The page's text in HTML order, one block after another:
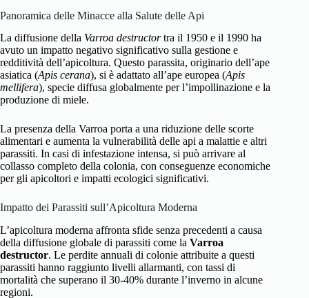
Panoramica delle Minacce alla Salute delle Api
La diffusione della Varroa destructortra il 1950 e il 1990 ha
avuto un impatto negativo significativo sulla gestione e
redditività dell’apicoltura. Questo parassita, originario dell’ape
asiatica (Apis cerana), si è adattato all’ape europea (Apis
mellifera), specie diffusa globalmente per l’impollinazione e la
produzione di miele.
La presenza della Varroa porta a una riduzione delle scorte
alimentari e aumenta la vulnerabilità delle api a malattie e altri
parassiti. In casi di infestazione intensa, si può arrivare al
collasso completo della colonia, con conseguenze economiche
per gli apicoltori e impatti ecologici significativi.
Impatto dei Parassiti sull’Apicoltura Moderna
L’apicoltura moderna affronta sfide senza precedenti a causa
della diffusione globale di parassiti come la Varroa
destructor. Le perdite annuali di colonie attribuite a questi
parassiti hanno raggiunto livelli allarmanti, con tassi di
mortalità che superano il 30-40% durante l’inverno in alcune
regioni.